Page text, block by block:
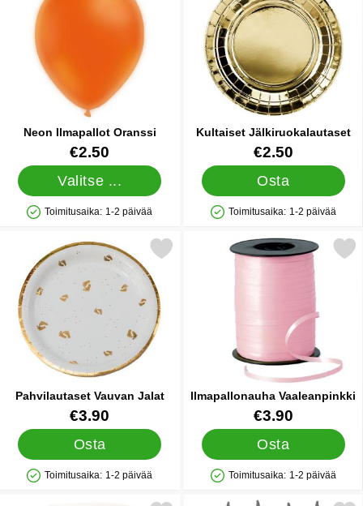
Neon Ilmapallot Oranssi
Tuote.nro 10460
€2.50
Valitse ...
Saatavuus: Varastossa
Toimitusaika: 1-2 päivää
Kultaiset Jälkiruokalautaset
Tuote.nro 20467
€2.50
Osta
Saatavuus: Varastossa
Toimitusaika: 1-2 päivää
Pahvilautaset Vauvan Jalat
Tuote.nro 25303
€3.90
Osta
Saatavuus: Varastossa
Toimitusaika: 1-2 päivää
Merkitse pahvilautaset Vauvan Jalat suosikiksi
Ilmapallonauha Vaaleanpinkki
Tuote.nro 12726
€3.90
Osta
Saatavuus: Varastossa
Toimitusaika: 1-2 päivää
Merkitse ilmapallonauha